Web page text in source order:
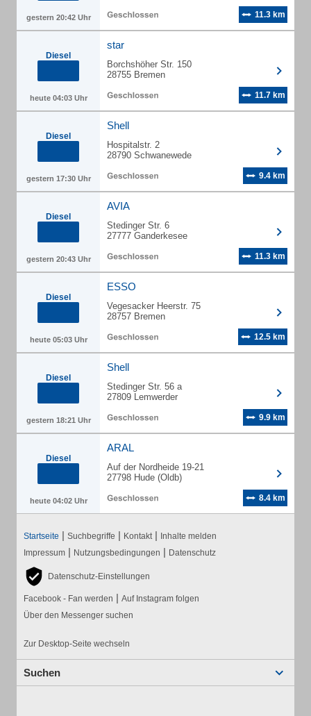
gestern 20:42 Uhr 11.3 km
Diesel
heute 04:03 Uhr
star
Borchshöher Str. 150
28755 Bremen
11.7 km
Diesel
gestern 17:30 Uhr
Shell
Hospitalstr. 2
28790 Schwanewede
9.4 km
Diesel
gestern 20:43 Uhr
AVIA
Stedinger Str. 6
27777 Ganderkesee
11.3 km
Diesel
heute 05:03 Uhr
ESSO
Vegesacker Heerstr. 75
28757 Bremen
12.5 km
Diesel
gestern 18:21 Uhr
Shell
Stedinger Str. 56 a
27809 Lemwerder
9.9 km
Diesel
heute 04:02 Uhr
ARAL
Auf der Nordheide 19-21
27798 Hude (Oldb)
8.4 km
Startseite | Suchbegriffe | Kontakt | Inhalte melden
Impressum | Nutzungsbedingungen | Datenschutz
Datenschutz-Einstellungen
Facebook - Fan werden | Auf Instagram folgen
Über den Messenger suchen
Zur Desktop-Seite wechseln
Suchen